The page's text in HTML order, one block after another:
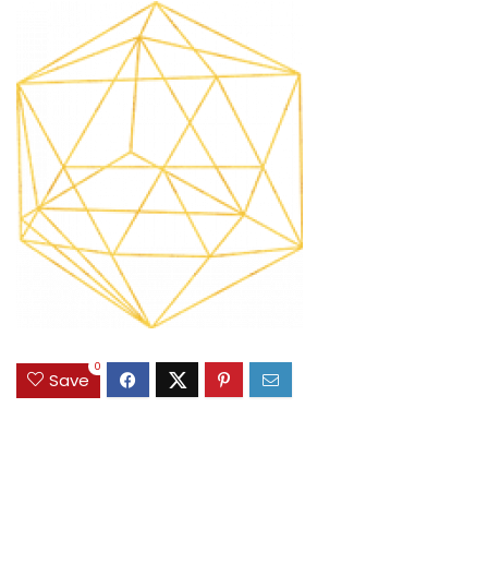
Save
0